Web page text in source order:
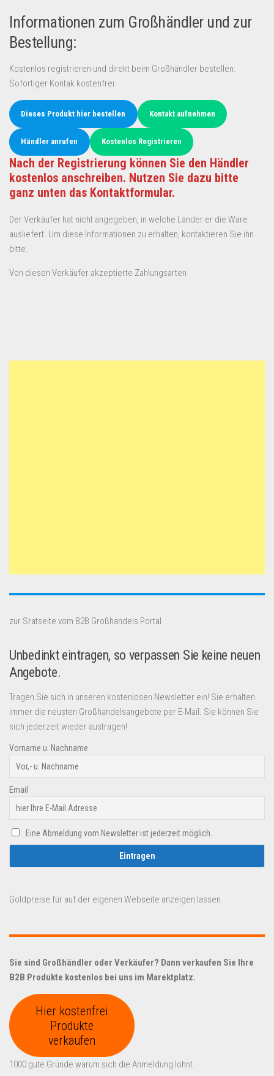
Informationen zum Großhändler und zur
Bestellung:
Kostenlos registrieren und direkt beim Großhändler bestellen.
Sofortiger Kontak kostenfrei.
Dieses Produkt hier bestellen Kontakt aufnehmen
Händler anrufen Kostenlos Registrieren
Nach der Registrierung können Sie den Händler
kostenlos anschreiben. Nutzen Sie dazu bitte
ganz unten das Kontaktformular.
Der Verkäufer hat nicht angegeben, in welche Länder er die Ware
ausliefert. Um diese Informationen zu erhalten, kontaktieren Sie ihn
bitte.
Von diesen Verkäufer akzeptierte Zahlungsarten
zur Sratseite vom B2B Großhandels Portal
Unbedinkt eintragen, so verpassen Sie keine neuen
Angebote.
Tragen Sie sich in unseren kostenlosen Newsletter ein! Sie erhalten
immer die neusten Großhandelsangebote per E-Mail. Sie können Sie
sich jederzeit wieder austragen!
Vorname u. Nachname
Email
Eine Abmeldung vom Newsletter ist jederzeit möglich.
Goldpreise für auf der eigenen Webseite anzeigen lassen.
Sie sind Großhändler oder Verkäufer? Dann verkaufen Sie Ihre
B2B Produkte kostenlos bei uns im Marektplatz.
Hier kostenfrei
Produkte
verkaufen
1000 gute Gründe warum sich die Anmeldung lohnt.